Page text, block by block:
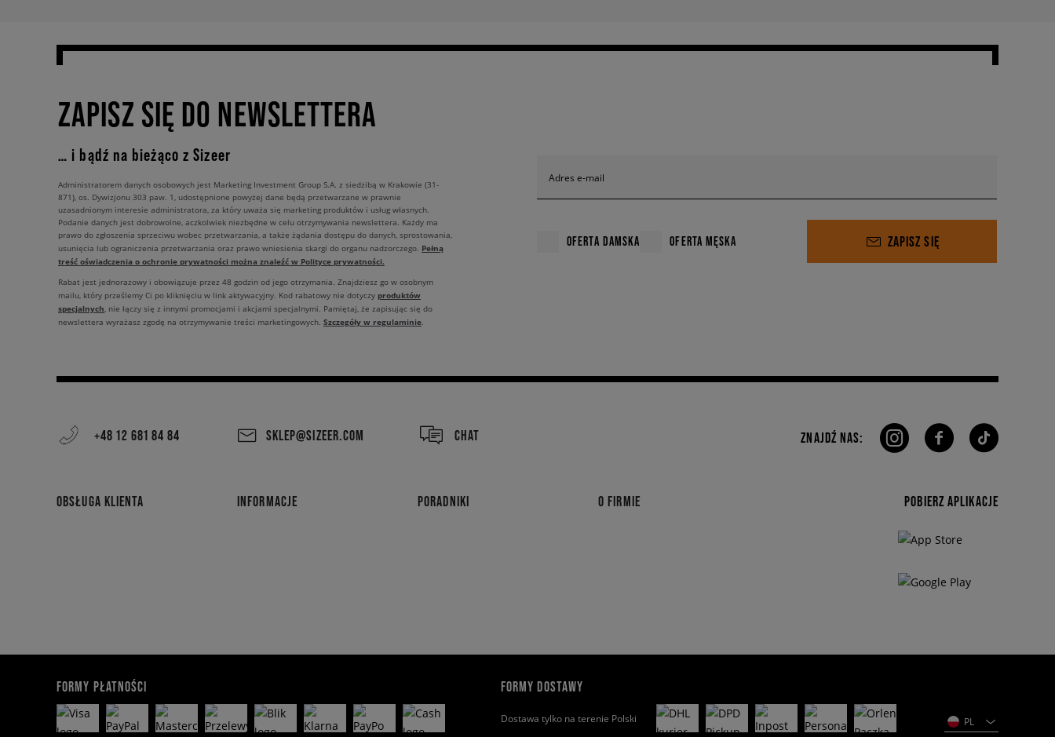
ZAPISZ SIĘ DO NEWSLETTERA
… i bądź na bieżąco z Sizeer
Adres e-mail
OFERTA DAMSKA OFERTA MĘSKA ZAPISZ SIĘ
Administratorem danych osobowych jest Marketing Investment Group S.A. z siedzibą w Krakowie (31-
871), os. Dywizjonu 303 paw. 1, udostępnione powyżej dane będą przetwarzane w prawnie
uzasadnionym interesie administratora, za który uważa się marketing produktów i usług własnych.
Podanie danych jest dobrowolne, aczkolwiek niezbędne w celu otrzymywania newslettera. Każdy ma
prawo do zgłoszenia sprzeciwu wobec przetwarzania, a także żądania dostępu do danych, sprostowania,
usunięcia lub ograniczenia przetwarzania oraz prawo wniesienia skargi do organu nadzorczego. Pełną
treść oświadczenia o ochronie prywatności można znaleźć w Polityce prywatności.
Rabat jest jednorazowy i obowiązuje przez 48 godzin od jego otrzymania. Znajdziesz go w osobnym
mailu, który prześlemy Ci po kliknięciu w link aktywacyjny. Kod rabatowy nie dotyczy produktów
specjalnych, nie łączy się z innymi promocjami i akcjami specjalnymi. Pamiętaj, że zapisując się do
newslettera wyrażasz zgodę na otrzymywanie treści marketingowych. Szczegóły w regulaminie.
+48 12 681 84 84 SKLEP@SIZEER.COM CHAT
OBSŁUGA KLIENTA INFORMACJE PORADNIKI O FIRMIE
ZNAJDŹ NAS:
POBIERZ APLIKACJE
FORMY PŁATNOŚCI FORMY DOSTAWY
Dostawa tylko na terenie Polski PL